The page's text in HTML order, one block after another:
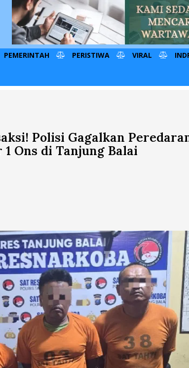
PEMERINTAH PERISTIWA VIRAL
Polisi Gagalkan
Ons di Tanjung Balai